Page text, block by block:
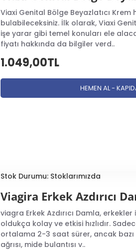
Viaxi Genital Bölge Beyazlatıcı
bulabileceksiniz. İlk olarak, Viaxi
işe yarar gibi temel konuları ele
fiyatı hakkında da bilgiler verd..
1.049,00TL
HEMEN AL -
Stok Durumu: Stoklarımızda
Viagira Erkek Azdırıcı
viagra Erkek Azdırıcı Damla,
oldukça kolay ve etkisi hızlıdır.
ortalama 2-3 saat sürer, ancak bazı
ağrısı, mide bulantısı v..